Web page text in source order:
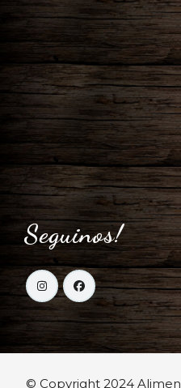
Seguinos!
© Copyright 2024